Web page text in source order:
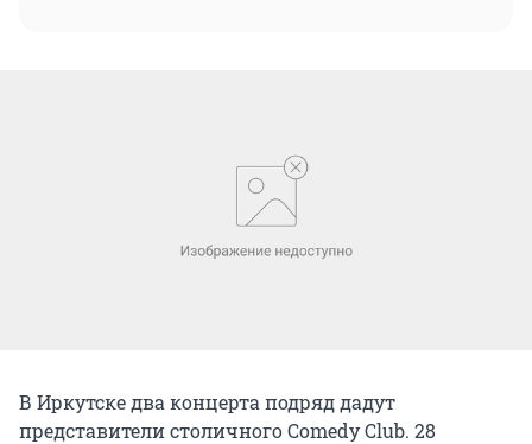
В Иркутске два концерта подряд дадут
представители столичного Comedy Club. 28